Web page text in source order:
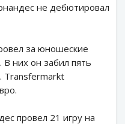
не дебютировал
за юношеские
них он забил пять
Transfermarkt
провел 21 игру на